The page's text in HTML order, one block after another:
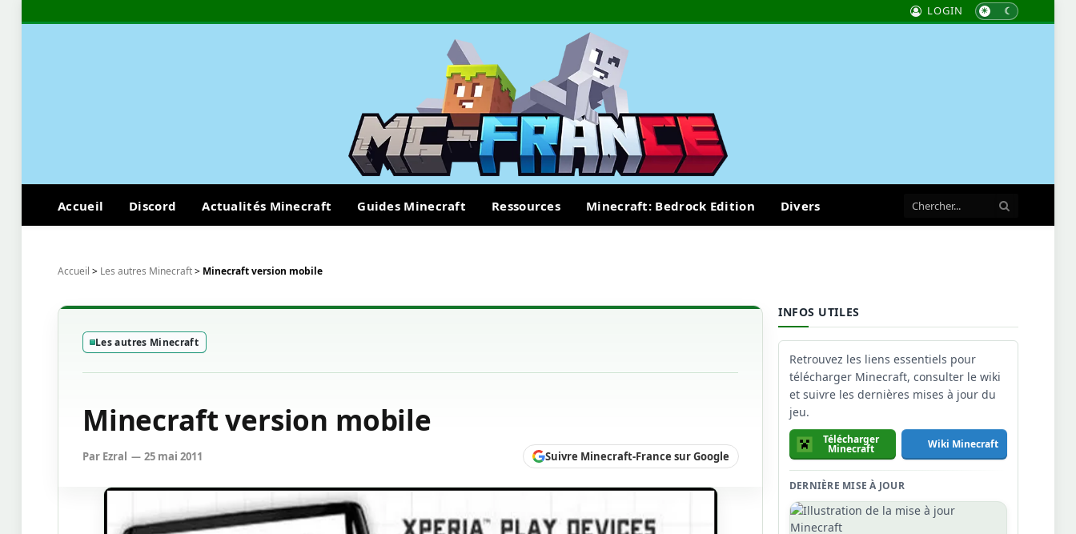
LOGIN
Accueil Discord Actualités Minecraft Guides Minecraft Ressources Minecraft: Bedrock Edition Divers
Accueil > Les autres Minecraft> Minecraft version mobile
Les autres Minecraft
Minecraft version mobile
Par Ezral 25 mai 2011 Suivre Minecraft-France sur Google
INFOS UTILES
Retrouvez les liens essentiels pour
télécharger Minecraft, consulter le wiki
et suivre les dernières mises à jour du
jeu.
Télécharger
Minecraft Wiki Minecraft
DERNIÈRE MISE À JOUR